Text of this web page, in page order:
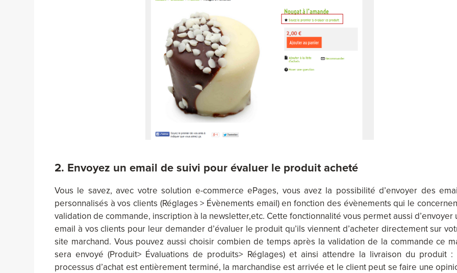
2. Envoyez un email de suivi pour évaluer le produit acheté
Vous le savez, avec votre solution e-commerce ePages, vous avez la possibilité d’envoyer des
personnalisés à vos clients (Réglages > Évènements email) en fonction des évènements qui le
validation de commande, inscription à la newsletter,etc. Cette fonctionnalité vous permet aussi d’envoyer
email à vos clients pour leur demander d’évaluer le produit qu’ils viennent d’acheter directement sur
site marchand. Vous pouvez aussi choisir combien de temps après la validation de la commande ce
sera envoyé (Produit> Évaluations de produits> Réglages) et ainsi attendre la livraison du produit :
processus d’achat est entièrement terminé, la marchandise est arrivée et le client peut se faire une